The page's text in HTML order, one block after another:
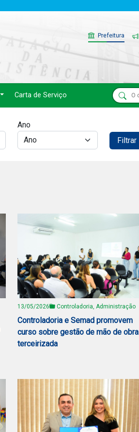
Prefeitura
Carta de Serviço
Ano
Filtrar
13/05/2026 Controladoria, Administração
Controladoria e Semad promovem
curso sobre gestão de mão de obra
terceirizada